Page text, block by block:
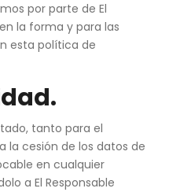
por parte de El
la forma y para las
esta política de
tanto para el
cesión de los datos de
en cualquier
a El Responsable